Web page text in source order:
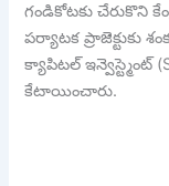
గండికోటకు చేరుకొని
పర్యాటక ప్రాజెక్టుకు
క్యాపిటల్ ఇన్వెస్ట్మెంట్
కేటాయించారు.